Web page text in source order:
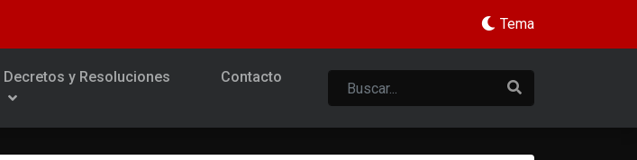
Tema
Decretos y Resoluciones Contacto